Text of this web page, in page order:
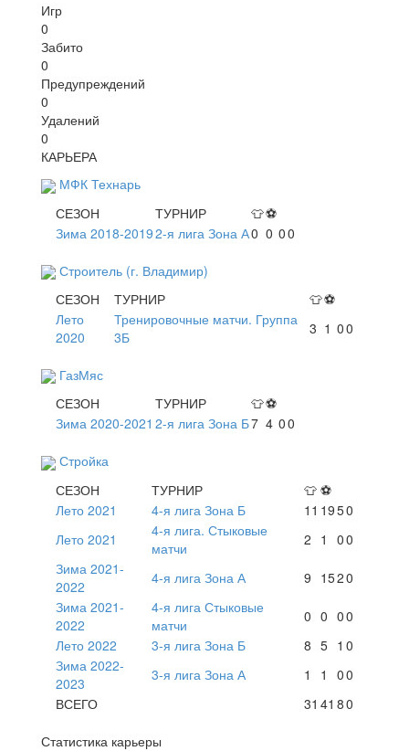
Игр
0
Забито
0
Предупреждений
0
Удалений
0
КАРЬЕРА
МФК Технарь
СЕЗОН
ТУРНИР 👕⚽
Зима 2018-20192-я лига Зона А0 0 00
Строитель (г. Владимир)
СЕЗОН
ТУРНИР 👕⚽
Лето
2020
Тренировочные матчи. Группа
3Б
3 1 00
ГазМяс
СЕЗОН
ТУРНИР 👕⚽
Зима 2020-2021 2-я лига Зона Б7 4 00
Стройка
СЕЗОН
ТУРНИР 👕 ⚽
Лето 2021
4-я лига Зона Б 11 1950
Лето 2021
4-я лига. Стыковые
матчи
2 1 00
Зима 2021-
2022
4-я лига Зона А 9 1520
Зима 2021-
2022
4-я лига Стыковые
матчи
0 0 00
Лето 2022
3-я лига Зона Б 8 5 1 0
Зима 2022-
2023
3-я лига Зона А 1 1 00
ВСЕГО
31 41 80
Статистика карьеры